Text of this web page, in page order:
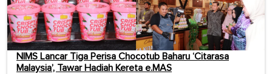
NIMS Lancar Tiga Perisa Chocotub Baharu ‘Citarasa
Malaysia’, Tawar Hadiah Kereta e.MAS